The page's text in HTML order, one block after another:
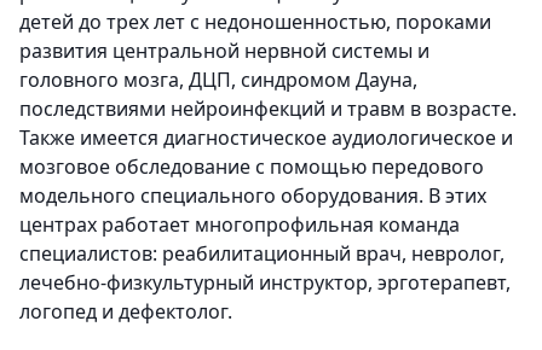
детей до трех лет с недоношенностью, пороками
развития центральной нервной системы и
головного мозга, ДЦП, синдромом Дауна,
последствиями нейроинфекций и травм в возрасте.
Также имеется диагностическое аудиологическое и
мозговое обследование с помощью передового
модельного специального оборудования. В этих
центрах работает многопрофильная команда
специалистов: реабилитационный врач, невролог,
лечебно-физкультурный инструктор, эрготерапевт,
логопед и дефектолог.